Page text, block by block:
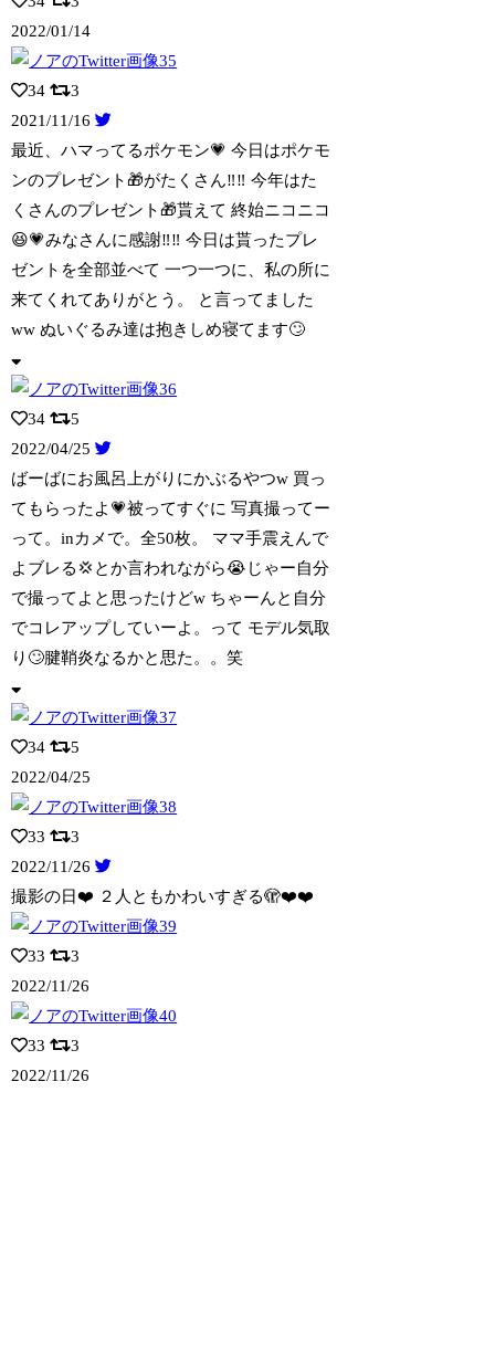
2022/01/14
34
3
2021/11/16
最近、ハマってるポケモン💗 今日はポケモ
ンのプレゼント🎁がたくさん‼︎‼︎ 今年はた
くさんのプレゼント🎁貰えて 終始ニコニコ
😆💗みなさんに感謝‼︎‼︎ 今日は貰ったプレ
ゼントを全部並べて 一つ一つに、私の所に
来てくれてありがとう。 と言ってました
ww ぬいぐるみ達は抱きしめ寝てます🙄
34
5
2022/04/25
ばーばにお風呂上がりにかぶるやつw 買っ
てもらったよ💗被ってすぐに 写真撮ってー
って。inカメで。全50枚。 ママ手震えんで
よブレる💢とか言われながら😭じゃー自分
で撮ってよと思ったけどw ちゃーんと自分
でコレアップしていーよ。って モデル気取
り🙄腱鞘炎なるかと思た。。笑
34
5
2022/04/25
33
3
2022/11/26
撮影の日❤️ ２人ともかわいすぎる🫣❤️❤️
33
3
2022/11/26
33
3
2022/11/26